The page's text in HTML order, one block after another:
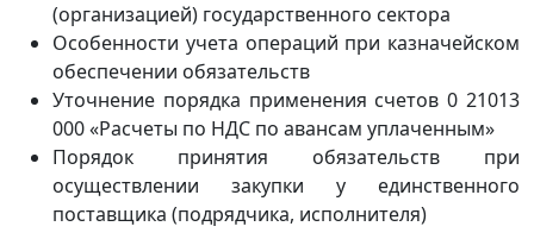
(организацией) государственного сектора
Особенности учета операций при казначейском
обеспечении обязательств
Уточнение порядка применения счетов 0 21013
000 «Расчеты по НДС по авансам уплаченным»
Порядок принятия обязательств при
осуществлении закупки у единственного
поставщика (подрядчика, исполнителя)